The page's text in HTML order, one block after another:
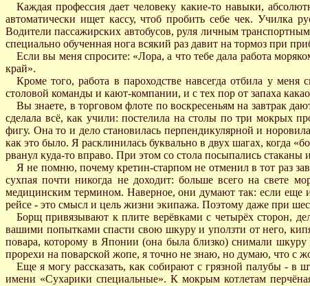
Каждая профессия дает человеку какие-то навыки,
автоматически ищет кассу, чтоб пробить себе чек. Училка
Водители пассажирских автобусов, руля личным
специально обученная нога всякий раз давит на тормоз при
Если вы меня спросите: «Лора, а что тебе дала работа
край».
Кроме того, работа в пароходстве навсегда отбила у
столовой команды и кают-компании, и с тех пор от запаха
Вы знаете, в торговом флоте по воскресеньям на завтрак
сделала всё, как учили: постелила на столы по три мокрых
фигу. Она то и дело становилась перпендикулярной и
как это было. Я расклинилась буквально в двух шагах, когда
рванул куда-то вправо. При этом со стола посыпались
Я не помню, почему кретин-старпом не отменил в тот раз
сухпая почти никогда не доходит: больше всего на свете
медицинским термином. Наверное, они думают так: если еще
рейсе - это смысл и цель жизни экипажа. Поэтому даже при
Борщ привязывают к плите верёвками с четырёх сторон,
вашими попытками спасти свою шкуру и уползти от него,
повара, которому в Японии (она была близко) снимали
прорехи на поварской жопе, я точно не знаю, но думаю, что с
Еще я могу рассказать, как собирают с грязной палубы -
имени «Сухарики специальные». К мокрым котлетам